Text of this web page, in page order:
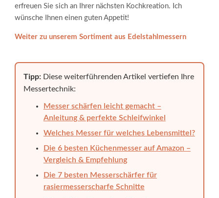
erfreuen Sie sich an Ihrer nächsten Kochkreation. Ich
wünsche Ihnen einen guten Appetit!
Weiter zu unserem Sortiment aus Edelstahlmessern
Tipp: Diese weiterführenden Artikel vertiefen Ihre
Messertechnik:
Messer schärfen leicht gemacht –
Anleitung & perfekte Schleifwinkel
Welches Messer für welches Lebensmittel?
Die 6 besten Küchenmesser auf Amazon –
Vergleich & Empfehlung
Die 7 besten Messerschärfer für
rasiermesserscharfe Schnitte